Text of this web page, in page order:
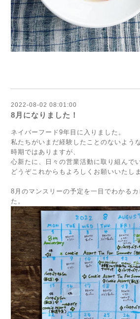
2022-08-02 08:01:00
8月になりました！
ネイバーフード9年目に入りました。
私たちがいまだ経験したことのないよう
時期ではありますが、
心新たに、日々の営業活動に取り組んで
どうぞこれからもよろしくお願いいたし
8月のマンスリーの予定を一目でわかる
た。